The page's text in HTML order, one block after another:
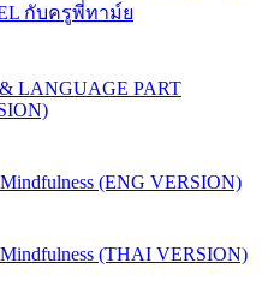
กับครูพี่ทาม์ย
LANGUAGE PART
(ENG VERSION)
(THAI VERSION)